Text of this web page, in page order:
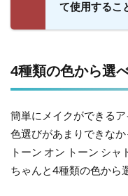
て使用するこ
4種類の色から選
簡単にメイクができる
色選びがあまりできな
トーン オン トーン シャ
ちゃんと4種類の色から